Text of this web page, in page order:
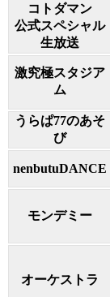
コトダマン
公式スペシャル
生放送
激究極スタジア
ム
うらぱ77のあそ
び
nenbutuDANCE
モンデミー
オーケストラ